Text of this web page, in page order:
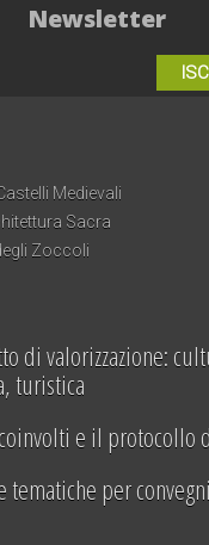
Newsletter
Medievali
Sacra
Zoccoli
di valorizzazione:
turistica
e il protocollo
tematiche per